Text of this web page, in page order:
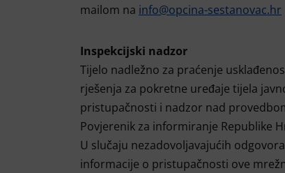
mailom na info@opcina-sestanovac.hr
Inspekcijski nadzor
Tijelo nadležno za praćenje
rješenja za pokretne uređaje tijela
pristupačnosti i nadzor nad
Povjerenik za informiranje Republike
U slučaju nezadovoljavajućih
informacije o pristupačnosti ove